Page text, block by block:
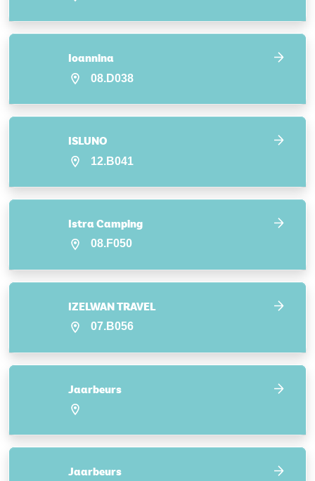
Ioannina
08.D038
ISLUNO
12.B041
Istra Camping
08.F050
IZELWAN TRAVEL
07.B056
Jaarbeurs
Jaarbeurs